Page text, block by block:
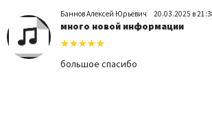
Баннов Алексей Юрьевич 20.03.2025 в
много новой информации
большое спасибо